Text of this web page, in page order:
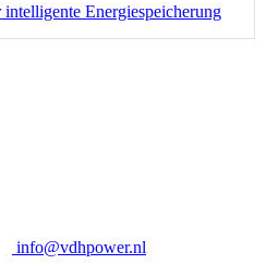
Energiespeicherung
info@vdhpower.nl